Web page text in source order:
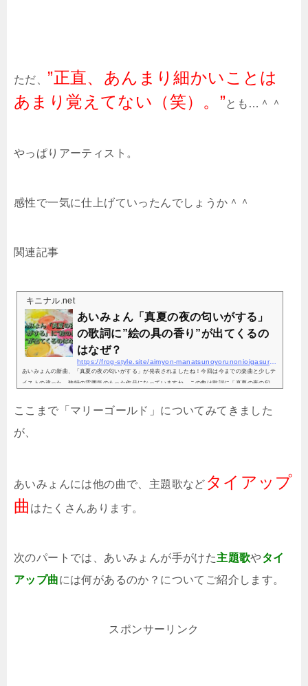
ただ、 ”正直、あんまり細かいことは
あまり覚えてない（笑）。”とも…＾＾
やっぱりアーティスト。
感性で一気に仕上げていったんでしょうか＾＾
関連記事
キニナル.net
あいみょん「真夏の夜の匂いがする」
の歌詞に”絵の具の香り”が出てくるの
はなぜ？
https://frog-style.site/aimyon-manatsunoyorunonioigasuru-enogu
あいみょんの新曲、「真夏の夜の匂いがする」が発表されましたね！今回は今までの楽曲と少しテ
イストの違った、独特の雰囲気のもった作品になっていますね。この曲は歌詞に「真夏の夜の匂
か？実はあいみょんが関西のラジオ局で、この秘密について語っています。詳しくご紹介していき
ましょう！「真夏の夜の匂い」というワード2019年7月7日に関西でオンエアされたラジオで、その
秘密は語られました（FM802 MUSIC FREAKS） 「真夏の夜の...
ここまで「マリーゴールド」についてみてきました
が、
あいみょんには他の曲で、主題歌など タイアップ
曲 はたくさんあります。
次のパートでは、あいみょんが手がけた主題歌やタイ
アップ曲には何があるのか？についてご紹介します。
スポンサーリンク